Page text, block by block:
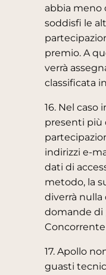
abbia meno
soddisfi le
premio. A
verrà
classificata
16. Nel caso
presenti più
indirizzi e-
dati di
metodo, la
diverrà
domande di
Concorrente
17. Apollo
guasti